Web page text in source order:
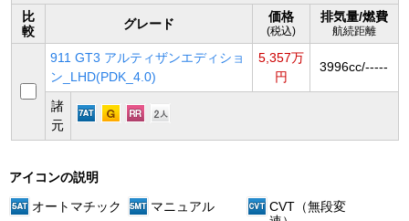
比
較
グレード 価格
(税込)
排気量/燃費
航続距離
911 GT3 アルティザンエディショ
ン_LHD(PDK_4.0)
5,357万
円
3996cc/-----
諸
元
アイコンの説明
オートマチック
マニュアル
CVT（無段変